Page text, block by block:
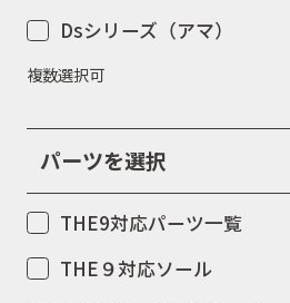
会社概要
Dsシリーズ（アマ）
複数選択可
パーツを選択
THE9対応パーツ一覧
THE９対応ソール